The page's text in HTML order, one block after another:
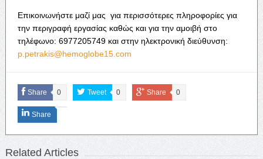
Επικοινωνήστε μαζί μας για περισσότερες πληροφορίες για
την περιγραφή εργασίας καθώς και για την αμοιβή στο
τηλέφωνο: 6977205749 και στην ηλεκτρονική διεύθυνση:
p.petrakis@hemoglobe15.com
Share 0 Tweet 0 Share 0
Share
Related Articles